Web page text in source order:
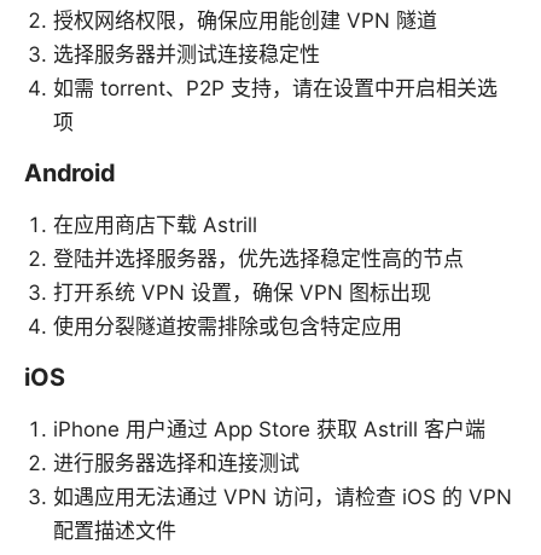
授权网络权限，确保应用能创建 VPN 隧道
选择服务器并测试连接稳定性
如需 torrent、P2P 支持，请在设置中开启相关选
项
Android
在应用商店下载 Astrill
登陆并选择服务器，优先选择稳定性高的节点
打开系统 VPN 设置，确保 VPN 图标出现
使用分裂隧道按需排除或包含特定应用
iOS
iPhone 用户通过 App Store 获取 Astrill 客户端
进行服务器选择和连接测试
如遇应用无法通过 VPN 访问，请检查 iOS 的 VPN
配置描述文件